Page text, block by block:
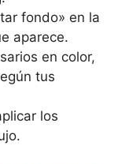
‌fondo» ⁣en la⁣
aparece.
en color,
tus
⁣los